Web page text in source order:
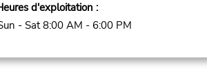
d'exploitation :
- Sat 8:00 AM - 6:00 PM